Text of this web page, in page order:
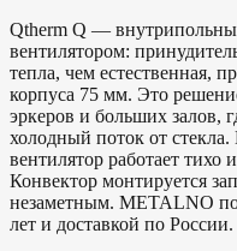
Qtherm Q —
вентилятором:
тепла, чем естественная,
корпуса 75 мм. Это
эркеров и больших залов,
холодный поток от
вентилятор работает тихо
Конвектор монтируется
незаметным. METALNO
лет и доставкой по России.